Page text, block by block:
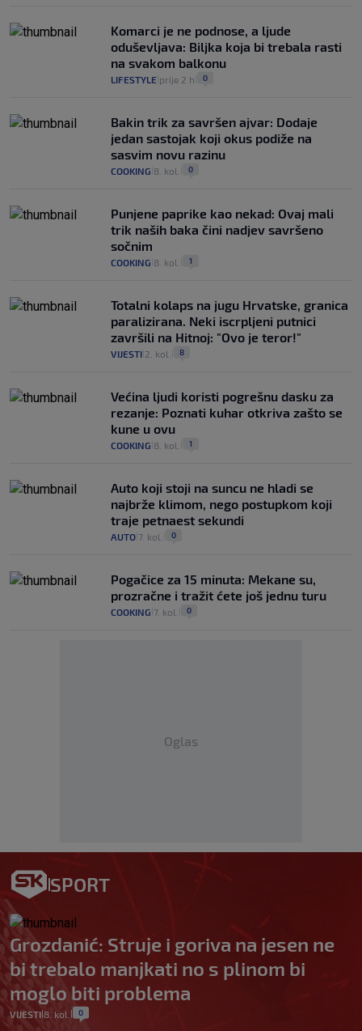
Komarci je ne podnose, a ljude
oduševljava: Biljka koja bi trebala rasti
na svakom balkonu
LIFESTYLE prije 2 h 0
Bakin trik za savršen ajvar: Dodaje
jedan sastojak koji okus podiže na
sasvim novu razinu
COOKING 8. kol. 0
Punjene paprike kao nekad: Ovaj mali
trik naših baka čini nadjev savršeno
sočnim
COOKING 8. kol. 1
Totalni kolaps na jugu Hrvatske, granica
paralizirana. Neki iscrpljeni putnici
završili na Hitnoj: "Ovo je teror!"
VIJESTI 2. kol. 8
Većina ljudi koristi pogrešnu dasku za
rezanje: Poznati kuhar otkriva zašto se
kune u ovu
COOKING 8. kol. 1
Auto koji stoji na suncu ne hladi se
najbrže klimom, nego postupkom koji
traje petnaest sekundi
AUTO 7. kol. 0
Pogačice za 15 minuta: Mekane su,
prozračne i tražit ćete još jednu turu
COOKING 7. kol. 0
Oglas
SPORT
Grozdanić: Struje i goriva na jesen ne
bi trebalo manjkati no s plinom bi
moglo biti problema
VIJESTI 8. kol. 0